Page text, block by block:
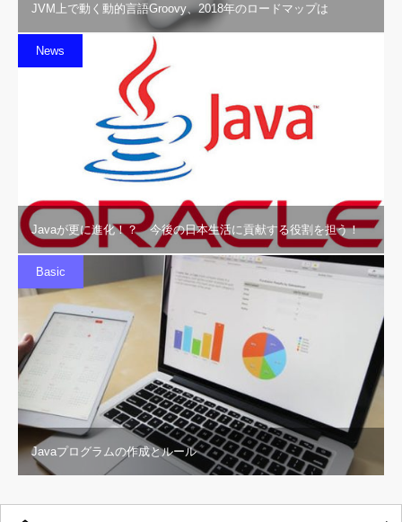
JVM上で動く動的言語Groovy、2018年のロードマップは
News
Javaが更に進化！？ 今後の日本生活に貢献する役割を担う！
Basic
Javaプログラムの作成とルール